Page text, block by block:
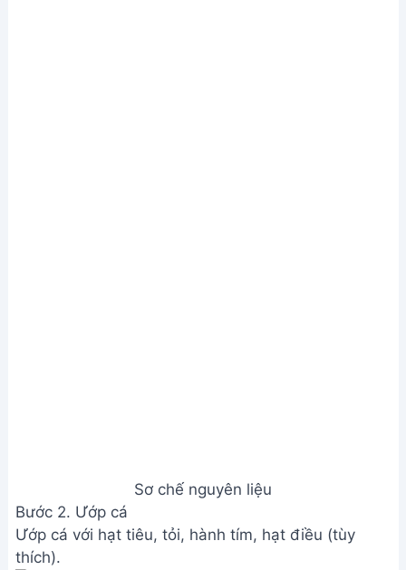
Sơ chế nguyên liệu
Bước 2. Ướp cá
Ướp cá với hạt tiêu, tỏi, hành tím, hạt điều (tùy
thích).